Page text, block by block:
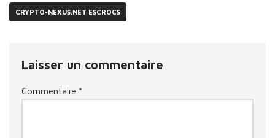
CRYPTO-NEXUS.NET ESCROCS
Laisser un commentaire
Commentaire *